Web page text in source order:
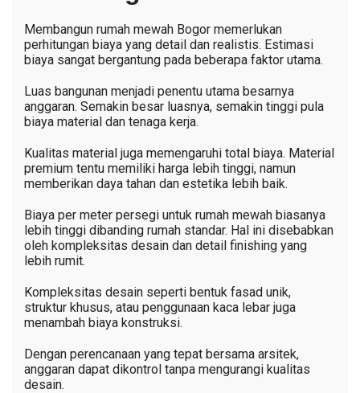
Membangun rumah mewah Bogor memerlukan
perhitungan biaya yang detail dan realistis. Estimasi
biaya sangat bergantung pada beberapa faktor utama.
Luas bangunan menjadi penentu utama besarnya
anggaran. Semakin besar luasnya, semakin tinggi pula
biaya material dan tenaga kerja.
Kualitas material juga memengaruhi total biaya. Material
premium tentu memiliki harga lebih tinggi, namun
memberikan daya tahan dan estetika lebih baik.
Biaya per meter persegi untuk rumah mewah biasanya
lebih tinggi dibanding rumah standar. Hal ini disebabkan
oleh kompleksitas desain dan detail finishing yang
lebih rumit.
Kompleksitas desain seperti bentuk fasad unik,
struktur khusus, atau penggunaan kaca lebar juga
menambah biaya konstruksi.
Dengan perencanaan yang tepat bersama arsitek,
anggaran dapat dikontrol tanpa mengurangi kualitas
desain.